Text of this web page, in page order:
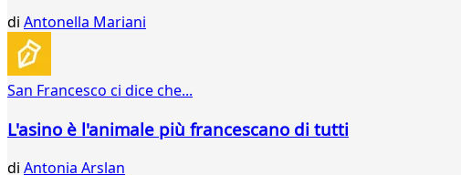
di Antonella Mariani
San Francesco ci dice che...
L'asino è l'animale più francescano di tutti
di Antonia Arslan